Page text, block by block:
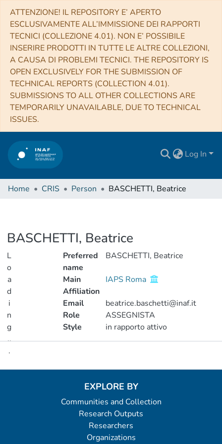
ATTENZIONE! IL REPOSITORY E’ APERTO
ESCLUSIVAMENTE ALL’IMMISSIONE DEI RAPPORTI
TECNICI (COLLEZIONE 4.01). NON E’ POSSIBILE
INSERIRE PRODOTTI IN TUTTE LE ALTRE COLLEZIONI,
A CAUSA DI PROBLEMI TECNICI. THE REPOSITORY IS
OPEN EXCLUSIVELY FOR THE SUBMISSION OF
TECHNICAL REPORTS (COLLECTION 4.01).
SUBMISSIONS TO ALL OTHER COLLECTIONS ARE
TEMPORARILY UNAVAILABLE, DUE TO TECHNICAL
ISSUES.
Log In
Home CRIS Person BASCHETTI, Beatrice
BASCHETTI, Beatrice
L
o
a
d
i
n
g
..
.
Loading...
Preferred
name
BASCHETTI, Beatrice
Main
Affiliation
IAPS Roma
Email
beatrice.baschetti@inaf.it
Role
ASSEGNISTA
Style
in rapporto attivo
EXPLORE BY
Communities and Collection
Research Outputs
Researchers
Organizations